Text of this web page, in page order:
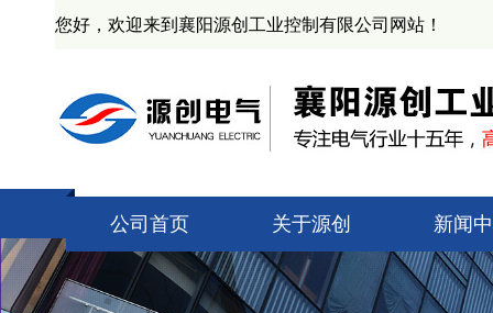
您好，欢迎来到襄阳源创工业控制有限公司网站！
公司首页 关于源创
公司简介
新闻
技术